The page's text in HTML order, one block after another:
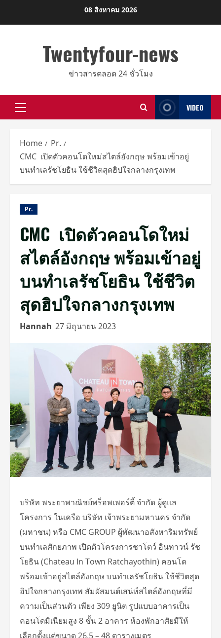
08 สิงหาคม 2026
Twentyfour-news
ข่าวสารตลอด 24 ชั่วโมง
Primary
VIDEO
Home
Pr.
CMC เปิดตัวคอนโดใหม่สไตล์อังกฤษ พร้อมเข้าอยู่
บนทำเลรัชโยธิน ใช้ชีวิตสุดฮิปใจกลางกรุงเทพ
Pr.
CMC เปิดตัวคอนโดใหม่
สไตล์อังกฤษ พร้อมเข้าอยู่
บนทำเลรัชโยธิน ใช้ชีวิต
สุดฮิปใจกลางกรุงเทพ
Hannah 27 มิถุนายน 2023
บริษัท พระยาพาณิชย์พร็อพเพอร์ตี้ จำกัด ผู้ดูแล
โครงการ ในเครือ บริษัท เจ้าพระยามหานคร จำกัด
(มหาชน) หรือ CMC GROUP ผู้พัฒนาอสังหาริมทรัพย์
บนทำเลศักยภาพ เปิดตัวโครงการชาโตว์ อินทาวน์ รัช
โยธิน (Chateau In Town Ratchayothin) คอนโด
พร้อมเข้าอยู่สไตล์อังกฤษ บนทำเลรัชโยธิน ใช้ชีวิตสุด
ฮิปใจกลางกรุงเทพ สัมผัสมนต์เสน่ห์สไตล์อังกฤษที่มี
ความเป็นส่วนตัว เพียง 309 ยูนิต รูปแบบอาคารเป็น
คอนโดมิเนียมสูง 8 ชั้น 2 อาคาร ห้องพักอาศัยมีให้
เลือกตั้งแต่ขนาด 26.5 – 48 ตารางเมตร